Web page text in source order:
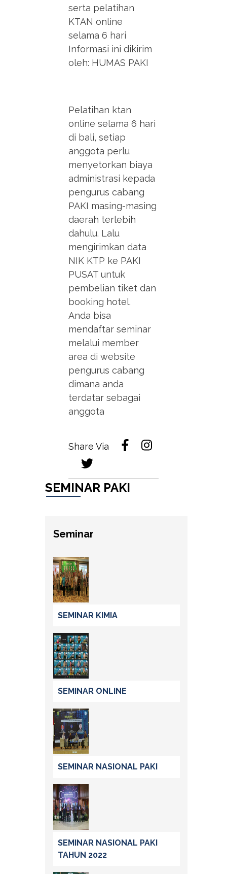
serta pelatihan
KTAN online
selama 6 hari
Informasi ini dikirim
oleh: HUMAS PAKI
Pelatihan ktan
online selama 6 hari
di bali, setiap
anggota perlu
menyetorkan biaya
administrasi kepada
pengurus cabang
PAKI masing-masing
daerah terlebih
dahulu. Lalu
mengirimkan data
NIK KTP ke PAKI
PUSAT untuk
pembelian tiket dan
booking hotel.
Anda bisa
mendaftar seminar
melalui member
area di website
pengurus cabang
dimana anda
terdatar sebagai
anggota
Share Via
SEMINAR PAKI
Seminar
SEMINAR KIMIA
SEMINAR ONLINE
SEMINAR NASIONAL PAKI
SEMINAR NASIONAL PAKI
TAHUN 2022